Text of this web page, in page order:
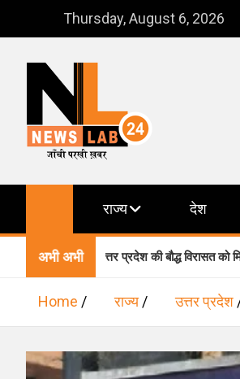
Thursday, August 6, 2026
NewsLab24
राज्य देश
अभी अभी
उत्तर प्रदेश की बौद्ध विरासत को मिली वैश्विक पहचान
Home राज्य उत्तर प्रदेश